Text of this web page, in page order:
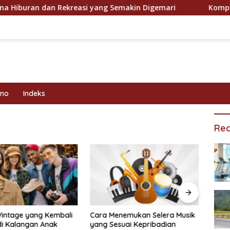
dan Rekreasi yang Semakin Digemari Kompetisi
Indeks
yang Kembali
Kalangan Anak
Cara Menemukan Selera Musik
yang Sesuai Kepribadian